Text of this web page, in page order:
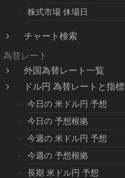
株式市場 休場日
チャート検索
為替レート
外国為替レート一覧
ドル円 為替レートと指標
今日の 米ドル円 予想
今日の 予想根拠
今週の 米ドル円 予想
今週の 予想根拠
長期 米ドル円 予想